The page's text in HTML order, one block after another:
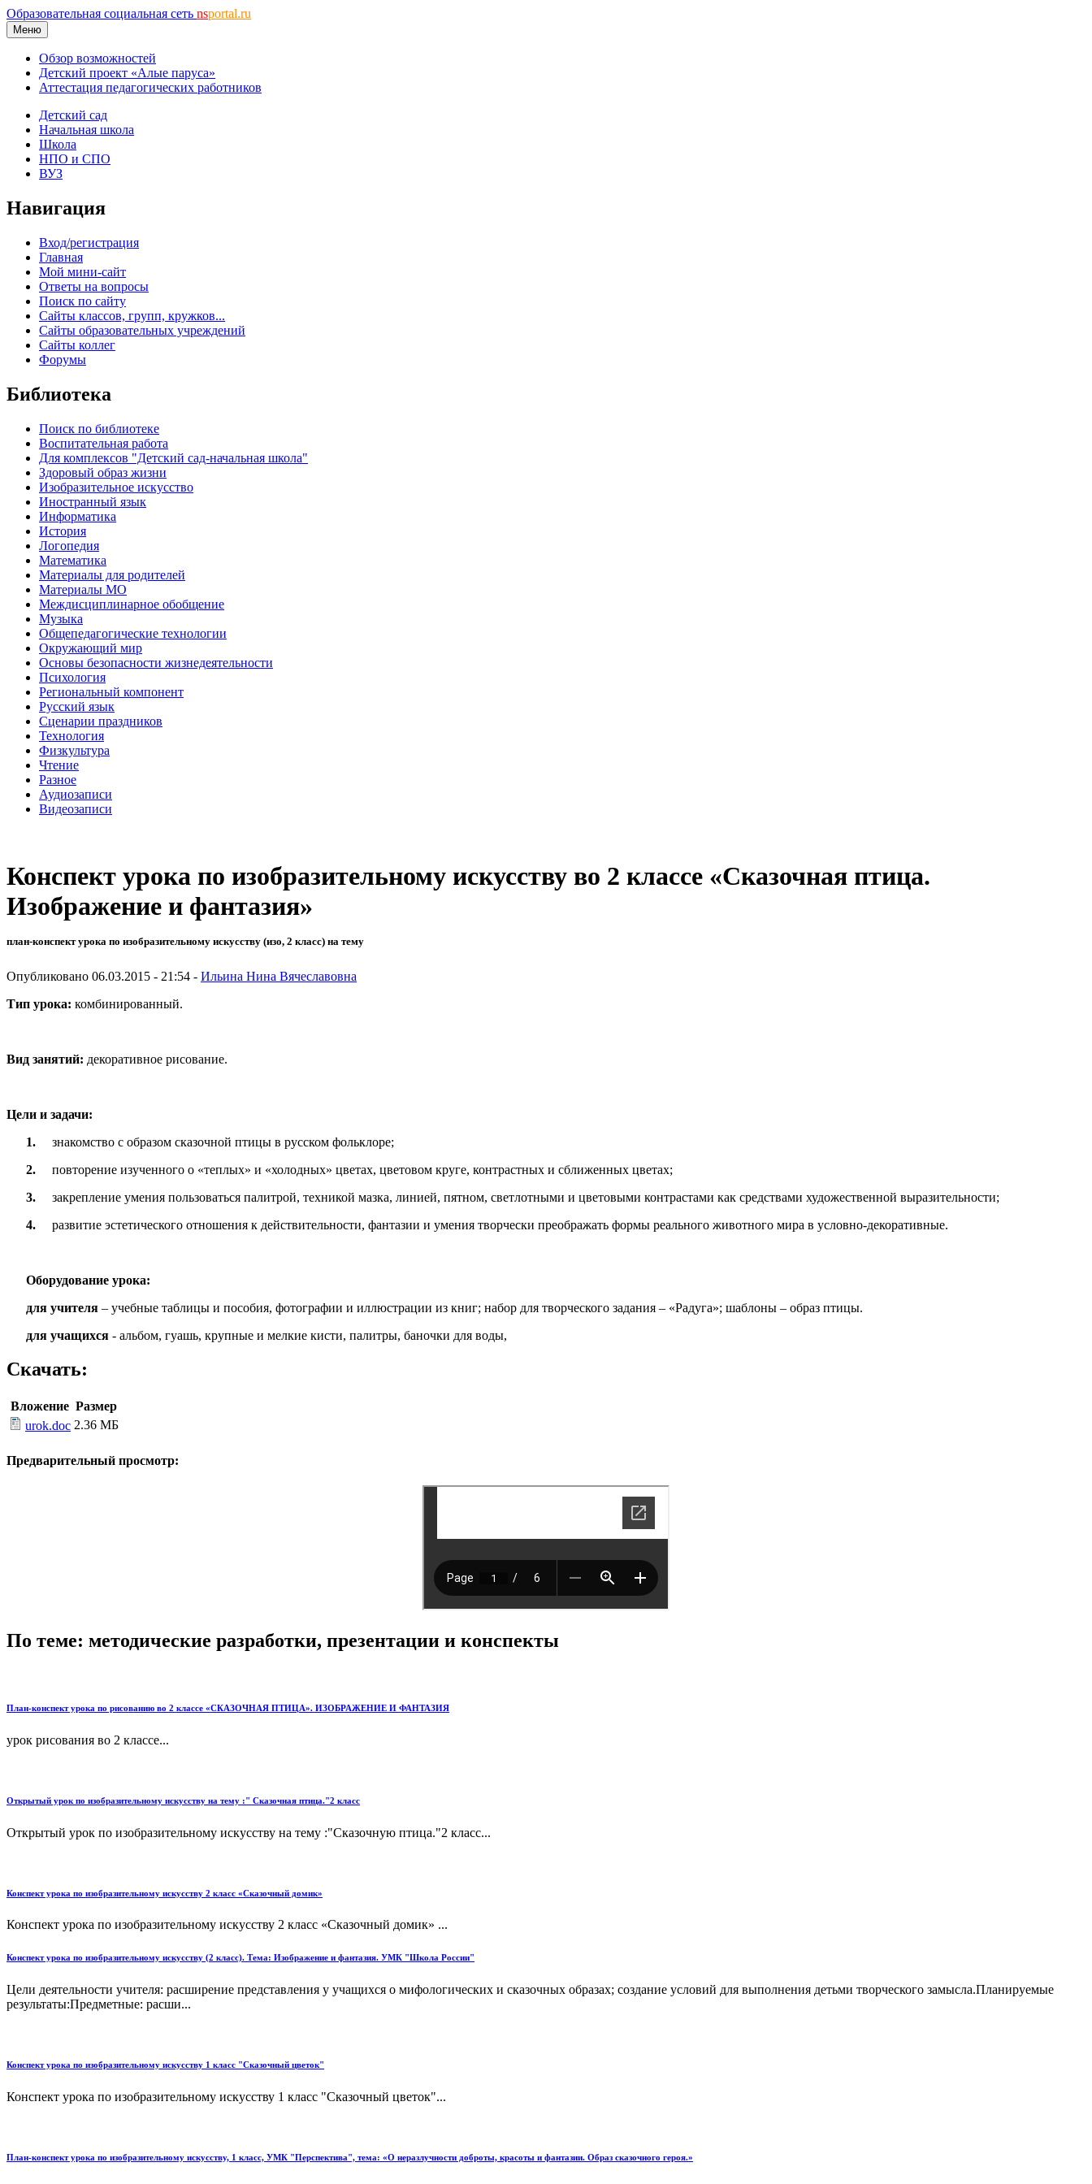
Образовательная социальная сеть nsportal.ru
Меню
Обзор возможностей
Детский проект «Алые паруса»
Аттестация педагогических работников
Детский сад
Начальная школа
Школа
НПО и СПО
ВУЗ
Навигация
Вход/регистрация
Главная
Мой мини-сайт
Ответы на вопросы
Поиск по сайту
Сайты классов, групп, кружков...
Сайты образовательных учреждений
Сайты коллег
Форумы
Библиотека
Поиск по библиотеке
Воспитательная работа
Для комплексов "Детский сад-начальная школа"
Здоровый образ жизни
Изобразительное искусство
Иностранный язык
Информатика
История
Логопедия
Математика
Материалы для родителей
Материалы МО
Междисциплинарное обобщение
Музыка
Общепедагогические технологии
Окружающий мир
Основы безопасности жизнедеятельности
Психология
Региональный компонент
Русский язык
Сценарии праздников
Технология
Физкультура
Чтение
Разное
Аудиозаписи
Видеозаписи
Конспект урока по изобразительному искусству во 2 классе «Сказочная птица.
Изображение и фантазия»
план-конспект урока по изобразительному искусству (изо, 2 класс) на тему
Опубликовано 06.03.2015 - 21:54 - Ильина Нина Вячеславовна
Тип урока: комбинированный.
Вид занятий: декоративное рисование.
Цели и задачи:
1. знакомство с образом сказочной птицы в русском фольклоре;
2. повторение изученного о «теплых» и «холодных» цветах, цветовом круге, контрастных и сближенных цветах;
3. закрепление умения пользоваться палитрой, техникой мазка, линией, пятном, светлотными и цветовыми контрастами как средствами художественной выразительности;
4. развитие эстетического отношения к действительности, фантазии и умения творчески преображать формы реального животного мира в условно-декоративные.
Оборудование урока:
для учителя – учебные таблицы и пособия, фотографии и иллюстрации из книг; набор для творческого задания – «Радуга»; шаблоны – образ птицы.
для учащихся - альбом, гуашь, крупные и мелкие кисти, палитры, баночки для воды,
Скачать:
Вложение Размер
urok.doc 2.36 МБ
Предварительный просмотр:
По теме: методические разработки, презентации и конспекты
План-конспект урока по рисованию во 2 классе «СКАЗОЧНАЯ ПТИЦА». ИЗОБРАЖЕНИЕ И ФАНТАЗИЯ
урок рисования во 2 классе...
Открытый урок по изобразительному искусству на тему :" Сказочная птица."2 класс
Открытый урок по изобразительному искусству на тему :"Сказочную птица."2 класс...
Конспект урока по изобразительному искусству 2 класс «Сказочный домик»
Конспект урока по изобразительному искусству 2 класс «Сказочный домик» ...
Конспект урока по изобразительному искусству (2 класс). Тема: Изображение и фантазия. УМК "Школа России"
Цели деятельности учителя: расширение представления у учащихся о мифологических и сказочных образах; создание условий для выполнения детьми творческого замысла.Планируемые
результаты:Предметные: расши...
Конспект урока по изобразительному искусству 1 класс "Сказочный цветок"
Конспект урока по изобразительному искусству 1 класс "Сказочный цветок"...
План-конспект урока по изобразительному искусству, 1 класс, УМК "Перспектива", тема: «О неразлучности доброты, красоты и фантазии. Образ сказочного героя.»